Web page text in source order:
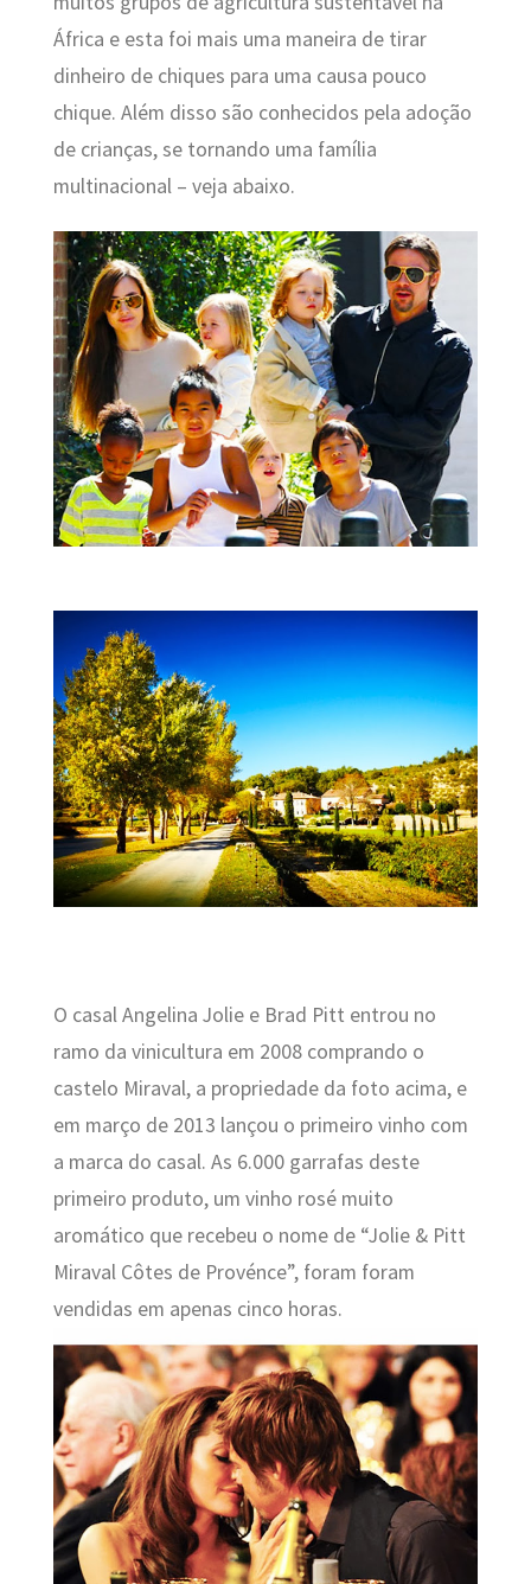
África e esta foi mais uma maneira de tirar
dinheiro de chiques para uma causa pouco
chique. Além disso são conhecidos pela adoção
de crianças, se tornando uma família
multinacional – veja abaixo.
O casal Angelina Jolie e Brad Pitt entrou no
ramo da vinicultura em 2008 comprando o
castelo Miraval, a propriedade da foto acima, e
em março de 2013 lançou o primeiro vinho com
a marca do casal. As 6.000 garrafas deste
primeiro produto, um vinho rosé muito
aromático que recebeu o nome de “Jolie & Pitt
Miraval Côtes de Provénce”, foram foram
vendidas em apenas cinco horas.